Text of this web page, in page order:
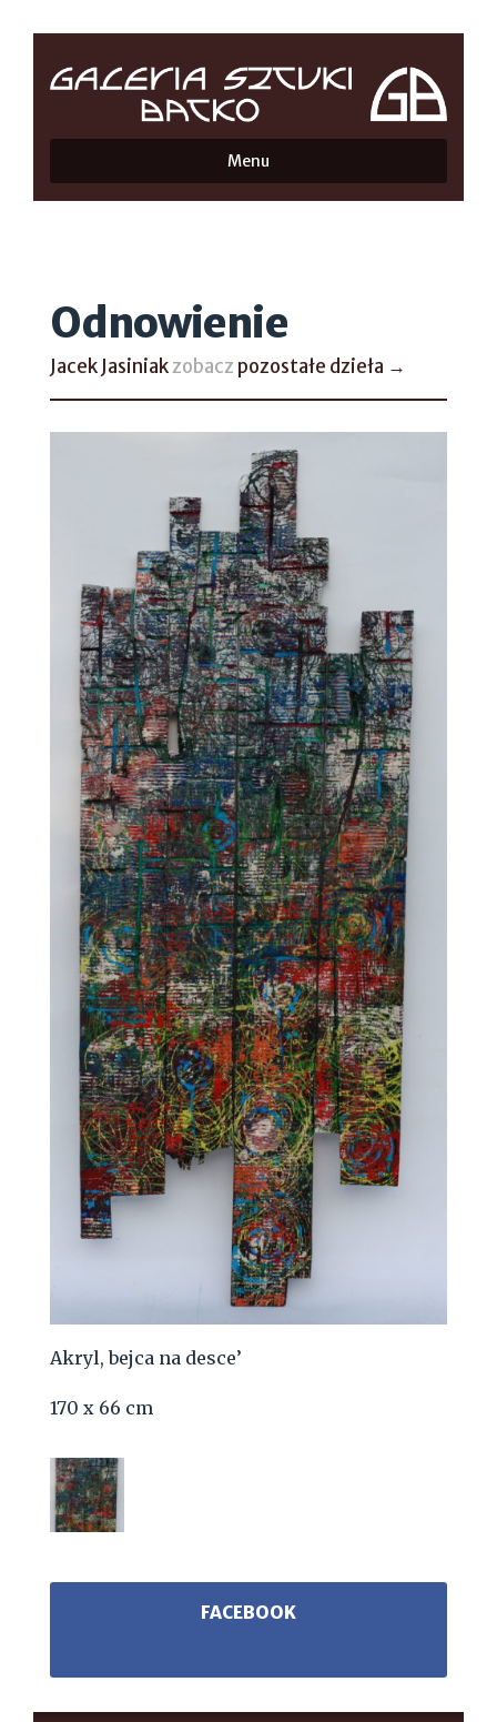
Menu
Odnowienie
Jacek Jasiniakzobacz pozostałe dzieła →
Akryl, bejca na desce’
170 x 66 cm
FACEBOOK